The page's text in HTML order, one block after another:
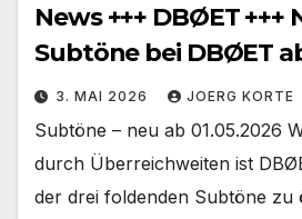
News +++ DBØET +++
Subtöne bei DBØET
3. MAI 2026 JOERG KORTE
Subtöne – neu ab 01.05.2026
durch Überreichweiten ist
der drei foldenden Subtöne